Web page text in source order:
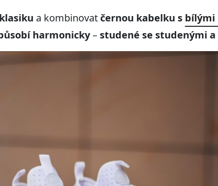
a kombinovat černou kabelku s bílými
harmonicky– studené se studenými